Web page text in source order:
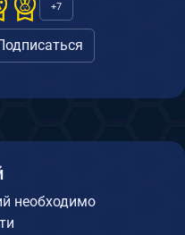
+7
необходимо